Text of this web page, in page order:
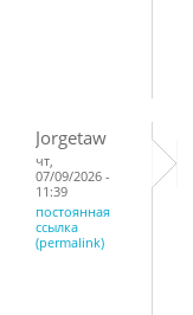
Jorgetaw
чт,
07/09/2026 -
11:39
постоянная
ссылка
(permalink)